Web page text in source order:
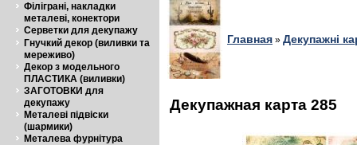
Філіграні, накладки
металеві, конектори
Серветки для декупажу
Гнучкий декор (виливки та
мереживо)
Декор з модельного
ПЛАСТИКА (виливки)
ЗАГОТОВКИ для
декупажу
Металеві підвіски
(шармики)
Металева фурнітура
Главная » Декупажні
Декупажная карта 285